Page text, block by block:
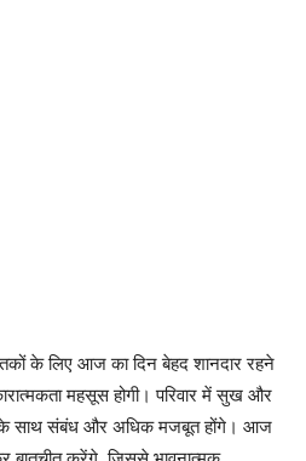
के लिए आज का दिन बेहद शानदार रहने
महसूस होगी। परिवार में सुख और
के साथ संबंध और अधिक मजबूत होंगे। आज